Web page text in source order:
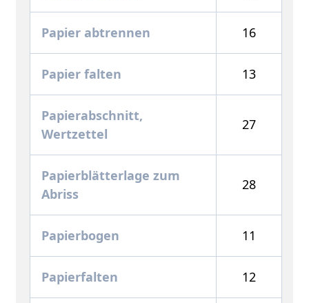
Papier abtrennen 16
Papier falten 13
Papierabschnitt,
Wertzettel
27
Papierblätterlage zum
Abriss
28
Papierbogen 11
Papierfalten 12